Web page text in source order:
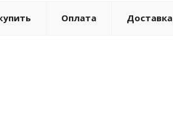
Оплата Доставка